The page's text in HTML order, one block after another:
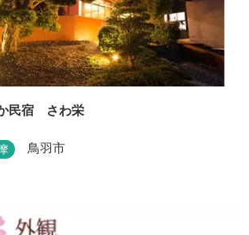
民宿 さわ栄
鳥羽市